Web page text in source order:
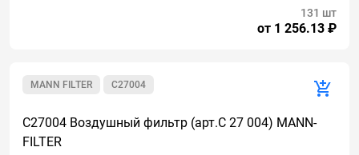
от 1 256.13 ₽
131 шт
C27004
MANN FILTER
C27004 Воздушный фильтр (арт.C 27 004) MANN-
FILTER